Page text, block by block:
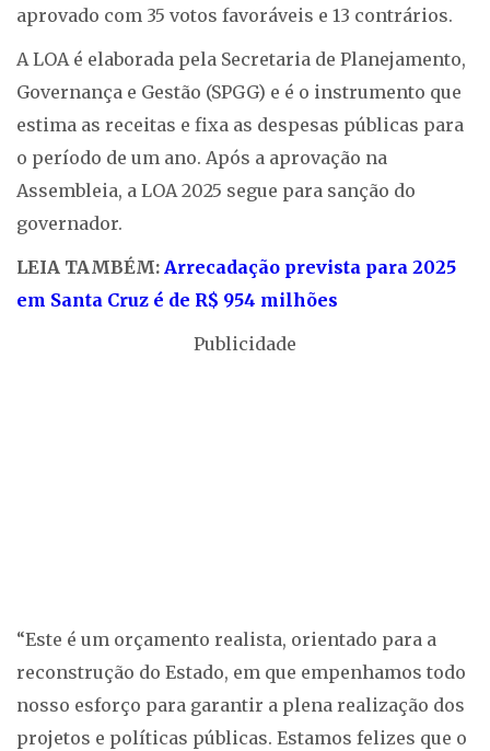
aprovado com 35 votos favoráveis e 13 contrários.
A LOA é elaborada pela Secretaria de Planejamento,
Governança e Gestão (SPGG) e é o instrumento que
estima as receitas e fixa as despesas públicas para
o período de um ano. Após a aprovação na
Assembleia, a LOA 2025 segue para sanção do
governador.
LEIA TAMBÉM: Arrecadação prevista para 2025
em Santa Cruz é de R$ 954 milhões
Publicidade
“Este é um orçamento realista, orientado para a
reconstrução do Estado, em que empenhamos todo
nosso esforço para garantir a plena realização dos
projetos e políticas públicas. Estamos felizes que o